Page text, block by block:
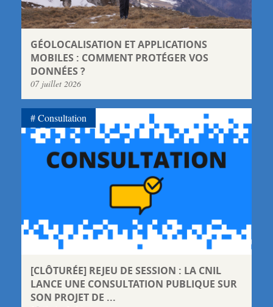
GÉOLOCALISATION ET APPLICATIONS
MOBILES : COMMENT PROTÉGER VOS
DONNÉES ?
07 juillet 2026
[CLÔTURÉE] REJEU DE SESSION : LA CNIL
LANCE UNE CONSULTATION PUBLIQUE SUR
SON PROJET DE ...
Consultation